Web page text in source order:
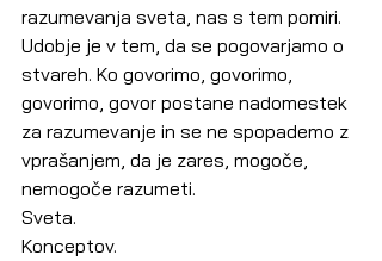
razumevanja sveta, nas s tem pomiri.
Udobje je v tem, da se pogovarjamo o
stvareh. Ko govorimo, govorimo,
govorimo, govor postane nadomestek
za razumevanje in se ne spopademo z
vprašanjem, da je zares, mogoče,
nemogoče razumeti.
Sveta.
Konceptov.